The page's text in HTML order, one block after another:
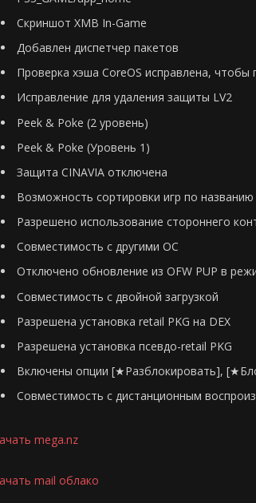
Скриншот XMB In-Game
Добавлен диспетчер пакетов
Проверка хэша CoreOS исправлена,
Исправление для удаления защиты LV2
Peek & Poke (2 уровень)
Peek & Poke (Уровень 1)
Защита CINAVIA отключена
Возможность сортировки игр по названию
Разрешено использование стороннего
Совместимость с другими ОС
Отключено обновление из OFW PUP в
Совместимость с двойной загрузкой
Разрешена установка retail PKG на DEX
Разрешена установка псевдо-retail PKG
Включены опции [★Разблокировать],
Совместимость с дистанционным
mega.nz
mail облако